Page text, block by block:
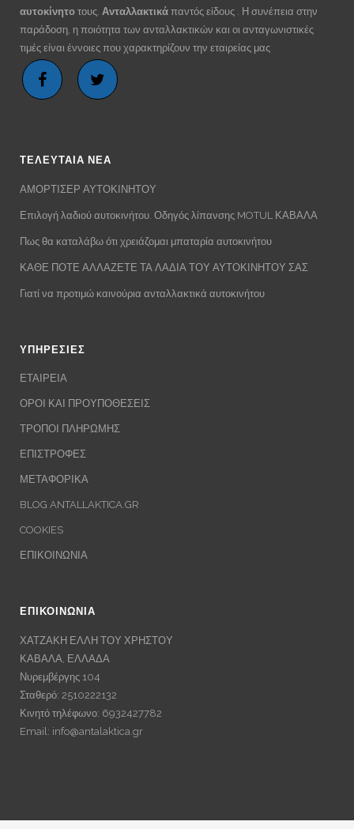
αυτοκίνητο τους. Ανταλλακτικά παντός είδους . Η συνέπεια στην
παράδοση, η ποιότητα των ανταλλακτικών και οι ανταγωνιστικές
τιμές είναι έννοιες που χαρακτηρίζουν την εταιρείας μας
ΤΕΛΕΥΤΑΙΑ ΝΕΑ
ΑΜΟΡΤΙΣΕΡ ΑΥΤΟΚΙΝΗΤΟΥ
Επιλογή λαδιού αυτοκινήτου. Οδηγός λίπανσης MOTUL ΚΑΒΑΛΑ
Πως θα καταλάβω ότι χρειάζομαι μπαταρία αυτοκινήτου
ΚΑΘΕ ΠΟΤΕ ΑΛΛΑΖΕΤΕ ΤΑ ΛΑΔΙΑ ΤΟΥ ΑΥΤΟΚΙΝΗΤΟΥ ΣΑΣ
Γιατί να προτιμώ καινούρια ανταλλακτικά αυτοκινήτου
ΥΠΗΡΕΣΙΕΣ
ΕΤΑΙΡΕΙΑ
ΟΡΟΙ ΚΑΙ ΠΡΟΥΠΟΘΕΣΕΙΣ
ΤΡΟΠΟΙ ΠΛΗΡΩΜΗΣ
ΕΠΙΣΤΡΟΦΕΣ
ΜΕΤΑΦΟΡΙΚΑ
BLOG ANTALLAKTICA.GR
COOKIES
ΕΠΙΚΟΙΝΩΝΙΑ
ΕΠΙΚΟΙΝΩΝΙΑ
ΧΑΤΖΑΚΗ ΕΛΛΗ ΤΟΥ ΧΡΗΣΤΟΥ
ΚΑΒΑΛΑ, ΕΛΛΑΔΑ
Νυρεμβέργης 104
Σταθερό: 2510222132
Κινητό τηλέφωνο: 6932427782
Email: info@antalaktica.gr